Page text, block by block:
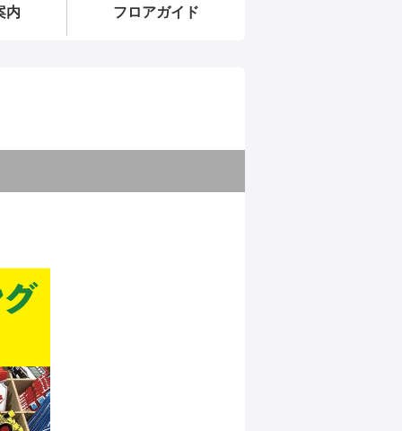
内 フロアガイド